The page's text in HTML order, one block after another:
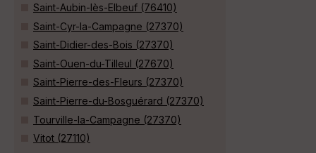
Saint-Aubin-lès-Elbeuf (76410)
Saint-Cyr-la-Campagne (27370)
Saint-Didier-des-Bois (27370)
Saint-Ouen-du-Tilleul (27670)
Saint-Pierre-des-Fleurs (27370)
Saint-Pierre-du-Bosguérard (27370)
Tourville-la-Campagne (27370)
Vitot (27110)